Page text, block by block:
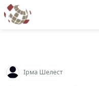
Ірма Шелест